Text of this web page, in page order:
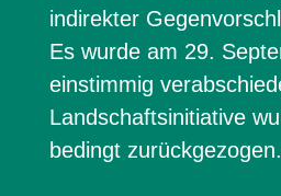
indirekter
Es wurde am 29.
einstimmig
Landschaftsinitiative
bedingt zurückgezogen.